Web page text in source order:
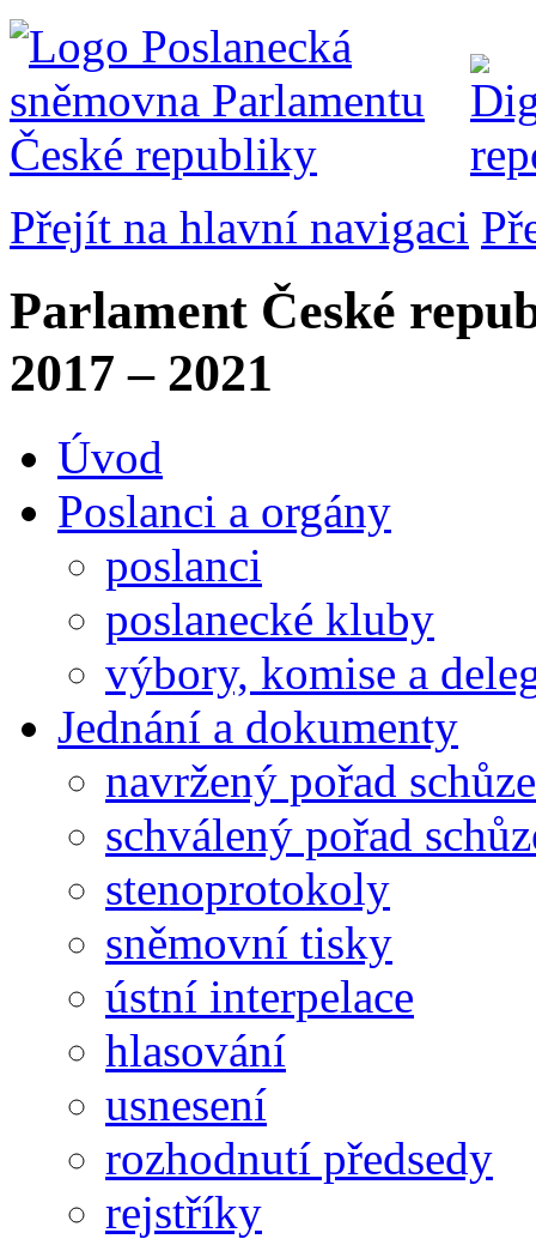
Přejít na hlavní navigaci
Parlament České
2017 – 2021
Úvod
Poslanci a orgány
poslanci
poslanecké kluby
výbory, komise a
Jednání a dokumenty
navržený pořad schůze
schválený pořad
stenoprotokoly
sněmovní tisky
ústní interpelace
hlasování
usnesení
rozhodnutí předsedy
rejstříky